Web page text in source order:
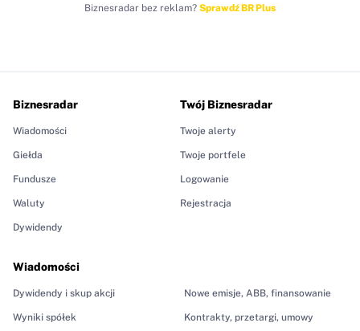
Biznesradar bez reklam? Sprawdź BR Plus
Biznesradar
Wiadomości
Giełda
Fundusze
Waluty
Dywidendy
Wiadomości
Dywidendy i skup akcji
Wyniki spółek
Nowe emisje, ABB, finansowanie
Kontrakty, przetargi, umowy
Twój Biznesradar
Twoje alerty
Twoje portfele
Logowanie
Rejestracja